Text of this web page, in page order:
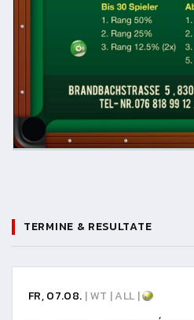
TERMINE & RESULTATE
FR, 07.08. | WT | ALL |